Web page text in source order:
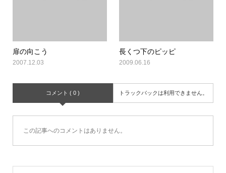
扉の向こう
2007.12.03
長くつ下のピッピ
2009.06.16
コメント ( 0 ) トラックバックは利用できません。
この記事へのコメントはありません。